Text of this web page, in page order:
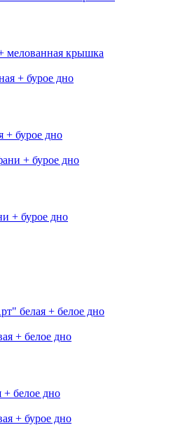
мелованная крышка
+ бурое дно
+ бурое дно
белая + белое дно
+ белое дно